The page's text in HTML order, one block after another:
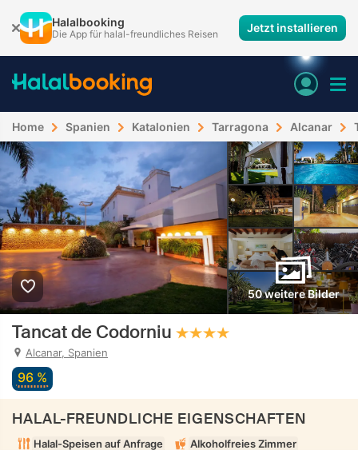
Halalbooking
Die App für halal-freundliches Reisen Jetzt installieren
Home Spanien Katalonien Tarragona Alcanar
50 weitere Bilder
Tancat de Codorniu
Alcanar, Spanien
96 %
HALAL-FREUNDLICHE EIGENSCHAFTEN
Halal-Speisen auf Anfrage
Alkoholfreies Zimmer